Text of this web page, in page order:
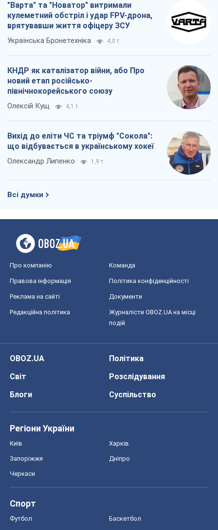
"Варта" та "Новатор" витримали
кулеметний обстріл і удар FPV-дрона,
врятувавши життя офіцеру ЗСУ
Українська Бронетехніка 4,0 т.
КНДР як каталізатор війни, або Про
новий етап російсько-
північнокорейського союзу
Олексій Кущ 4,1 т.
Вихід до еліти ЧС та тріумф "Сокола":
що відбувається в українському хокеї
Олександр Липенко 1,9 т.
Всі думки
Про компанію Команда
Правова інформація Політика конфіденційності
Реклама на сайті Документи
Редакційна політика
Журналісти OBOZ.UA на місці
подій
OBOZ.UA
Політика
Світ
Розслідування
Блоги
Суспільство
Регіони України
Київ Харків
Запоріжжя Дніпро
Черкаси
Спорт
Футбол Баскетбол